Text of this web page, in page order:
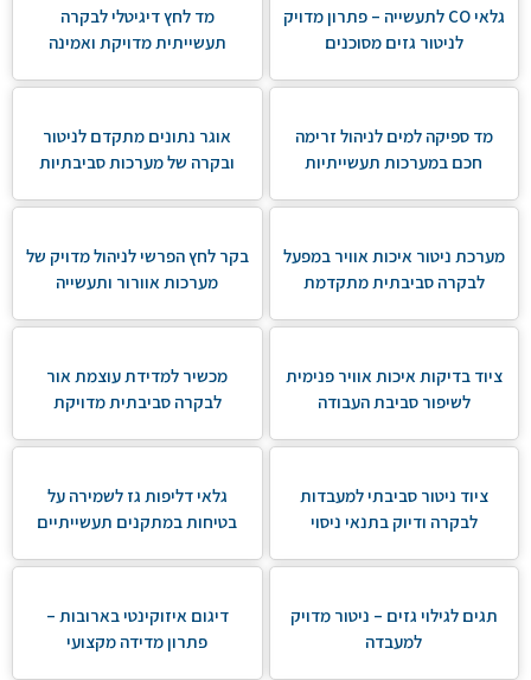
גלאי CO לתעשייה – פתרון מדויק
לניטור גזים מסוכנים
מד לחץ דיגיטלי לבקרה
תעשייתית מדויקת ואמינה
מד ספיקה למים לניהול זרימה
חכם במערכות תעשייתיות
אוגר נתונים מתקדם לניטור
ובקרה של מערכות סביבתיות
מערכת ניטור איכות אוויר במפעל
לבקרה סביבתית מתקדמת
בקר לחץ הפרשי לניהול מדויק של
מערכות אוורור ותעשייה
ציוד בדיקות איכות אוויר פנימית
לשיפור סביבת העבודה
מכשיר למדידת עוצמת אור
לבקרה סביבתית מדויקת
ציוד ניטור סביבתי למעבדות
לבקרה ודיוק בתנאי ניסוי
גלאי דליפות גז לשמירה על
בטיחות במתקנים תעשייתיים
תגים לגילוי גזים – ניטור מדויק
למעבדה
דיגום איזוקינטי בארובות –
פתרון מדידה מקצועי